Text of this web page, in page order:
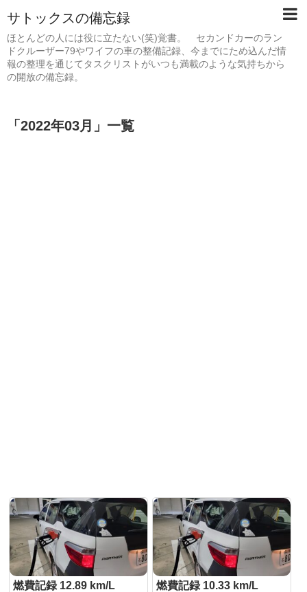
サトックスの備忘録
ほとんどの人には役に立たない(笑)覚書。 セカンドカーのラン
ドクルーザー79やワイフの車の整備記録、今までにため込んだ情
報の整理を通じてタスクリストがいつも満載のような気持ちから
の開放の備忘録。
「 2022年03月 」 一覧
燃費記録 12.89 km/L 燃費記録 10.33 km/L